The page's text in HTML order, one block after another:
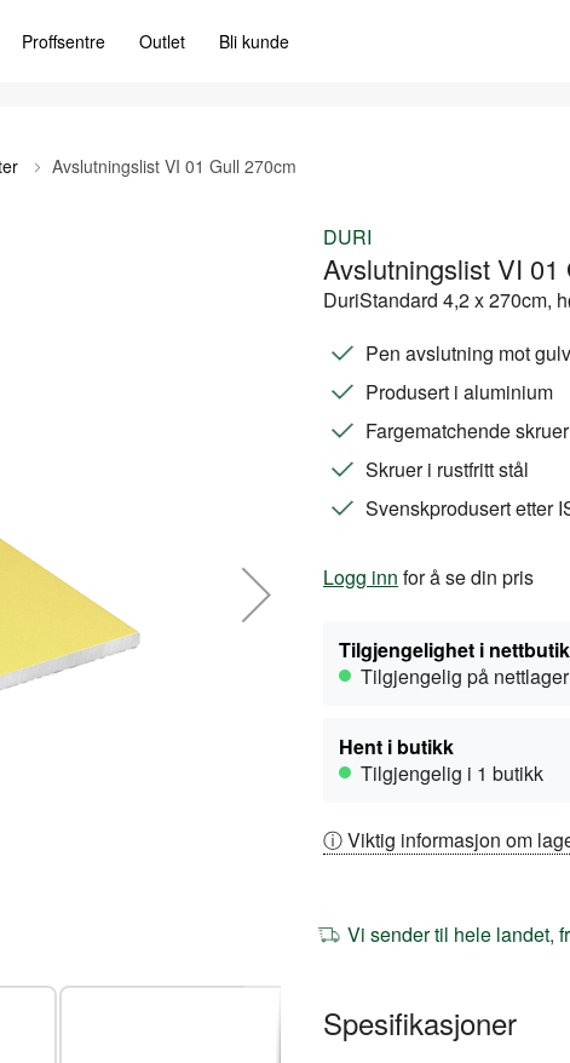
Proffsentre Outlet Bli kunde
Avslutningslist VI 01 Gull 270cm
DURI
Avslutningslist VI 01
DuriStandard 4,2 x 270cm,
Pen avslutning mot
Produsert i aluminium
Fargematchende
Skruer i rustfritt stål
Svenskprodusert etter
Logg inn for å se din pris
Tilgjengelighet i
Tilgjengelig på
Hent i butikk
Tilgjengelig i 1 butikk
ⓘ Viktig informasjon om
Vi sender til hele landet,
Spesifikasjoner